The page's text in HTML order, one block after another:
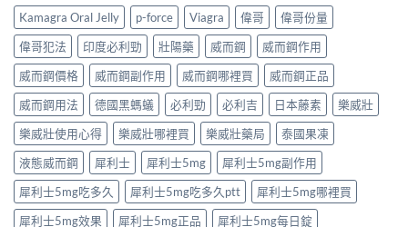
購
買
注
意
事
項〉
中
健
產
品
購
買
指
南〉
中
西
汀
如
何
改
善
早
洩？
起
效
時
間
與
什
麼？
完
整
解
析：
成
分、
療
程
安
排、
正
確
用
Kamagra Oral Jelly p-force Viagra 偉哥
偉哥份量
偉哥犯法
印度必利勁 壯陽藥 威而鋼
威而鋼作用
威而鋼價格
威而鋼副作用 威而鋼哪裡買
威而鋼正品
威而鋼用法
德國黑螞蟻 必利勁 必利吉 日本藤素
樂威壯
樂威壯使用心得
樂威壯哪裡買 樂威壯藥局
泰國果凍
液態威而鋼
犀利士 犀利士5mg
犀利士5mg副作用
犀利士5mg吃多久
犀利士5mg吃多久ptt
犀利士5mg哪裡買
犀利士5mg效果
犀利士5mg正品
犀利士5mg每日錠